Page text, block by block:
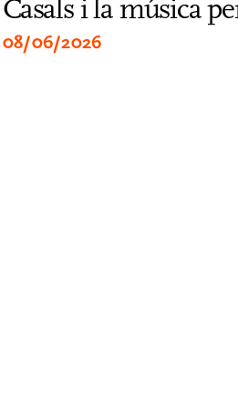
Casals i la música
08/06/2026